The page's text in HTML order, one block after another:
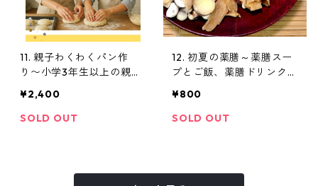
11. 親子わくわくパン作
り〜小学3年生以上の親子
¥2,400
SOLD OUT
12. 初夏の薬膳～薬膳スー
プとご飯、薬膳ドリンク作
¥800
SOLD OUT